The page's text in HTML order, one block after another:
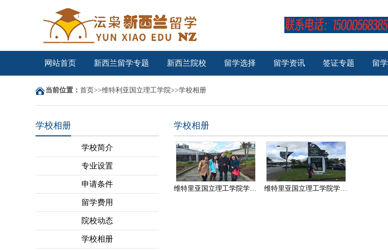
网站首页 新西兰留学专题 新西兰院校 留学选择 留学资讯 签证专题 留
当前位置： 首页>>维特利亚国立理工学院>>学校相册
学校相册
学校简介
专业设置
申请条件
留学费用
院校动态
学校相册
学校相册
维特里亚国立理工学院学校相册 维特里亚国立理工学院学校相册